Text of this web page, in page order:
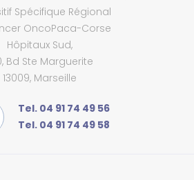
Spécifique Régional
OncoPaca-Corse
Hôpitaux Sud,
Bd Ste Marguerite
13009, Marseille
Tel. 04 91 74 49 56
Tel. 04 91 74 49 58